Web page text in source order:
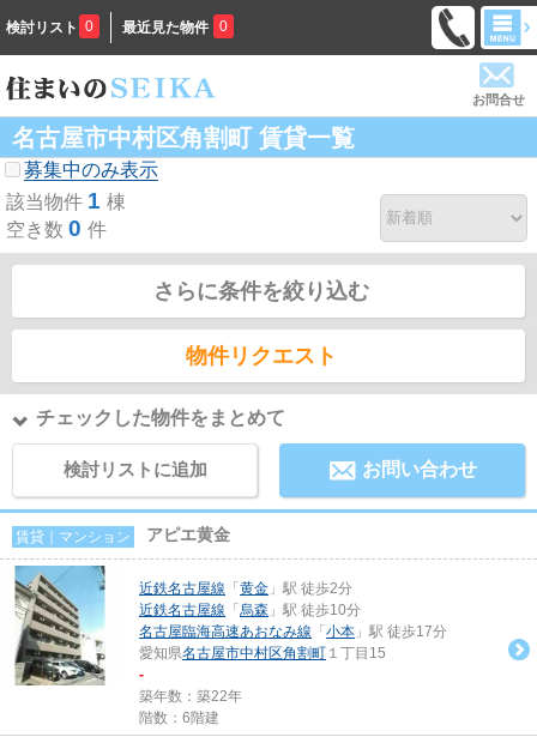
検討リスト 0 最近見た物件 0
お問合せ
名古屋市中村区角割町 賃貸一覧
募集中のみ表示
該当物件 1 棟
空き数 0 件
さらに条件を絞り込む
物件リクエスト
チェックした物件をまとめて
検討リストに追加 お問い合わせ
賃貸｜マンション アピエ黄金
近鉄名古屋線 「 黄金 」駅 徒歩2分
近鉄名古屋線 「 烏森 」駅 徒歩10分
名古屋臨海高速あおなみ線 「 小本 」駅 徒歩17分
愛知県名古屋市中村区角割町 １丁目15
-
築年数：築22年
階数：6階建